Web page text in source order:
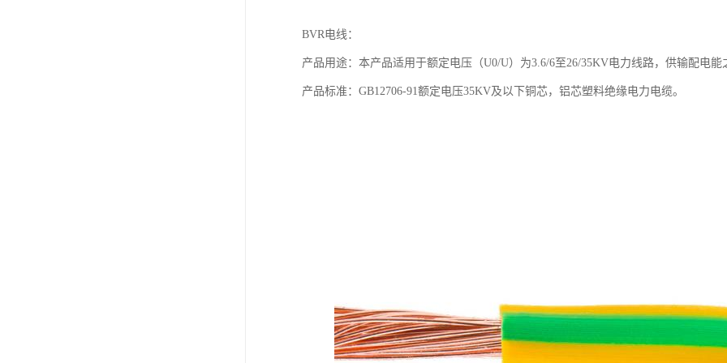
BVR电线：
产品用途：本产品适用于额定电压（U0/U）为3.6/6至26/35KV电力线路，供输配电能
产品标准：GB12706-91额定电压35KV及以下铜芯，铝芯塑料绝缘电力电缆。